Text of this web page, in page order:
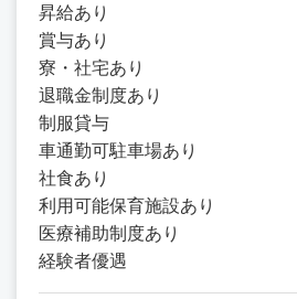
昇給あり
賞与あり
寮・社宅あり
退職金制度あり
制服貸与
車通勤可駐車場あり
社食あり
利用可能保育施設あり
医療補助制度あり
経験者優遇